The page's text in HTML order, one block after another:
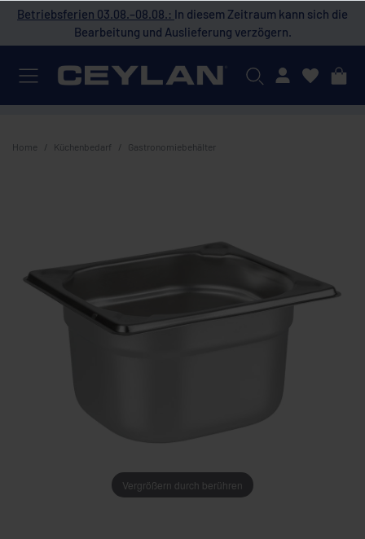
Betriebsferien 03.08.–08.08.: In diesem Zeitraum kann sich die
Bearbeitung und Auslieferung verzögern.
Mein Konto
Home Küchenbedarf Gastronomiebehälter
Vergrößern durch berühren